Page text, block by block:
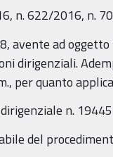
n. 622/2016, n.
avente ad
dirigenziali.
per quanto
n.
del